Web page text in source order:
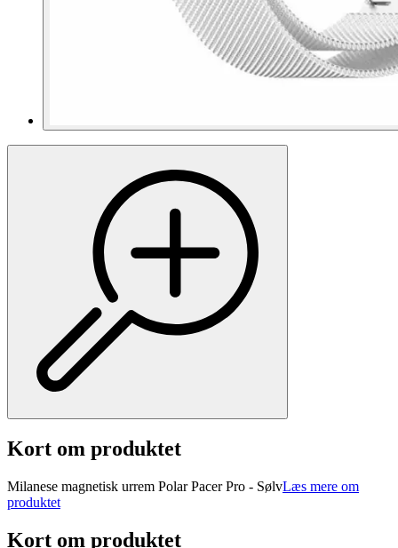
Kort om produktet
Milanese magnetisk urrem Polar Pacer Pro - SølvLæs mere om
produktet
Kort om produktet